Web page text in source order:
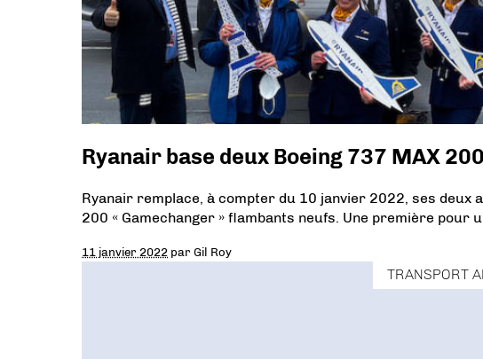
Ryanair base deux Boeing 737 MAX
Ryanair remplace, à compter du 10 janvier 2022, ses deux
200 « Gamechanger » flambants neufs. Une première pour
11 janvier 2022 parGil Roy
TRANSPORT